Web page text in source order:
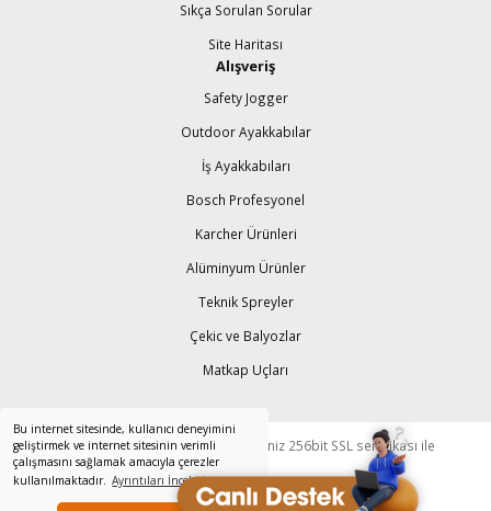
Bu internet sitesinde, kullanıcı deneyimini
geliştirmek ve internet sitesinin verimli
çalışmasını sağlamak amacıyla çerezler
kullanılmaktadır. Ayrıntıları İnceleyin
Sıkça Sorulan Sorular
Site Haritası
Alışveriş
Safety Jogger
Outdoor Ayakkabılar
İş Ayakkabıları
Bosch Profesyonel
Karcher Ürünleri
Alüminyum Ürünler
Teknik Spreyler
Çekic ve Balyozlar
Matkap Uçları
© Tüm Hakları Saklıdır. Kredi kartı bilgileriniz 256bit SSL sertifikası ile
korunmaktadır.